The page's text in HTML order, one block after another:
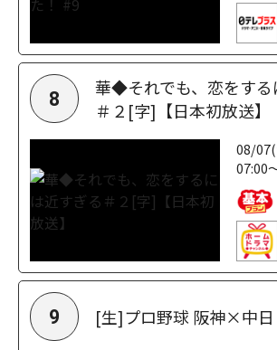
8
華◆それでも、恋をする
＃２[字]【日本初放送】
08/
07:00
9 [生]プロ野球 阪神×中日